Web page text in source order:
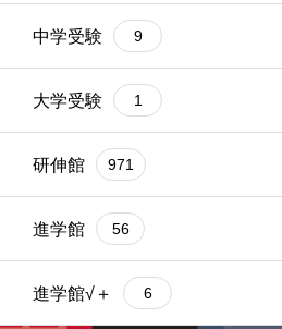
中学受験 9
大学受験 1
研伸館 971
進学館 56
進学館√＋ 6